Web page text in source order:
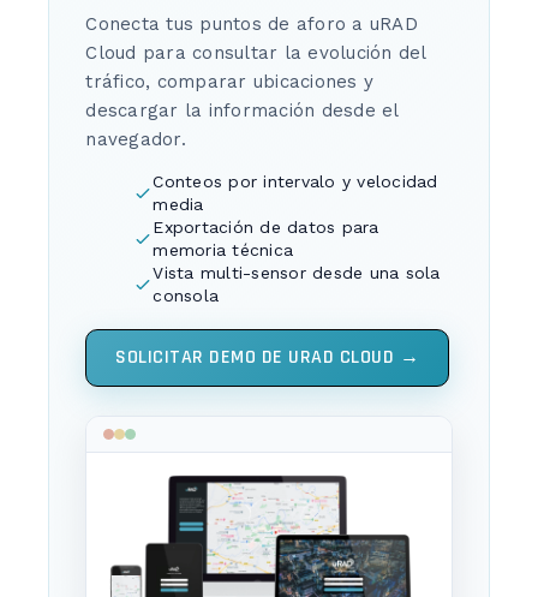
Conecta tus puntos de aforo a uRAD
Cloud para consultar la evolución del
tráfico, comparar ubicaciones y
descargar la información desde el
navegador.
Conteos por intervalo y velocidad
media
Exportación de datos para
memoria técnica
Vista multi-sensor desde una sola
consola
SOLICITAR DEMO DE URAD CLOUD →